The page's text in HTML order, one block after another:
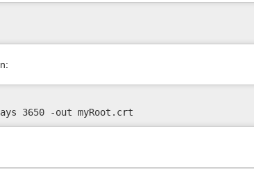
3650 -out myRoot.crt